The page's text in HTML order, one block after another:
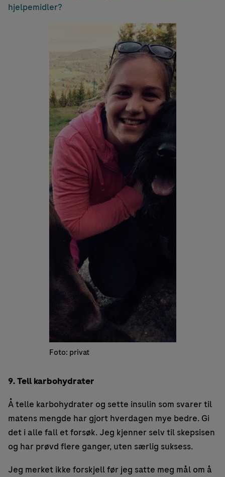
hjelpemidler?
Foto: privat
9. Tell karbohydrater
Å telle karbohydrater og sette insulin som svarer til
matens mengde har gjort hverdagen mye bedre. Gi
det i alle fall et forsøk. Jeg kjenner selv til skepsisen
og har prøvd flere ganger, uten særlig suksess.
Jeg merket ikke forskjell før jeg satte meg mål om å